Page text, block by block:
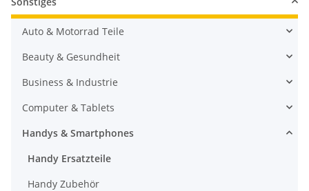
Auto & Motorrad Teile
Beauty & Gesundheit
Business & Industrie
Computer & Tablets
Handys & Smartphones
Handy Ersatzteile
Handy Zubehör